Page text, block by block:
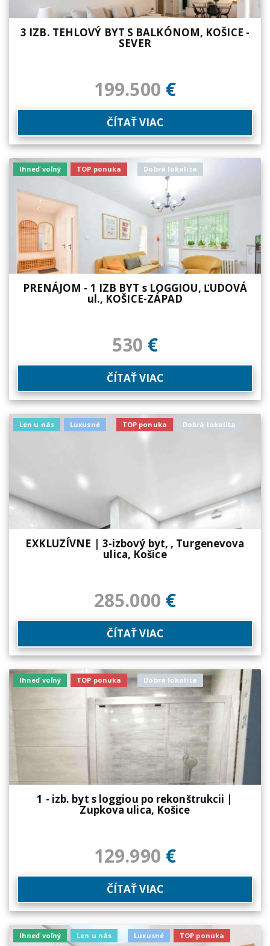
3 IZB. TEHLOVÝ BYT S BALKÓNOM, KOŠICE -
SEVER
199.500 €
ČÍTAŤ VIAC
Ihneď voľný TOP ponuka Dobrá lokalita
PRENÁJOM - 1 IZB BYT s LOGGIOU, ĽUDOVÁ
ul., KOŠICE-ZÁPAD
530 €
ČÍTAŤ VIAC
Len u nás Luxusné TOP ponuka Dobrá lokalita
EXKLUZÍVNE | 3-izbový byt, , Turgenevova
ulica, Košice
285.000 €
ČÍTAŤ VIAC
Ihneď voľný TOP ponuka Dobrá lokalita
1 - izb. byt s loggiou po rekonštrukcii |
Zupkova ulica, Košice
129.990 €
ČÍTAŤ VIAC
Ihneď voľný Len u nás Luxusné TOP ponuka